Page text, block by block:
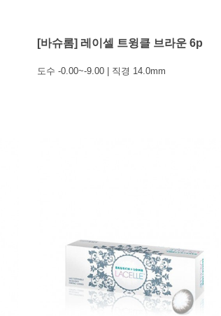
[바슈롬] 레이셀 트윙클 브라운 6p
도수 -0.00~-9.00 | 직경 14.0mm